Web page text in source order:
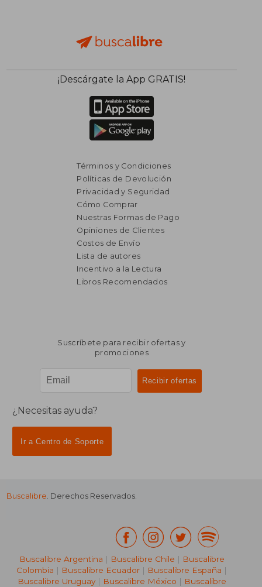
$ 3.897
$ 1.949
¡Descárgate la App GRATIS!
Términos y Condiciones
Políticas de Devolución
Privacidad y Seguridad
Cómo Comprar
Nuestras Formas de Pago
Opiniones de Clientes
Costos de Envío
Lista de autores
Incentivo a la Lectura
Libros Recomendados
Suscríbete para recibir ofertas y
promociones
¿Necesitas ayuda?
Ir a Centro de Soporte
Buscalibre. Derechos Reservados.
Buscalibre Argentina | Buscalibre Chile | Buscalibre
Colombia | Buscalibre Ecuador | Buscalibre España |
Buscalibre Uruguay| Buscalibre México | Buscalibre